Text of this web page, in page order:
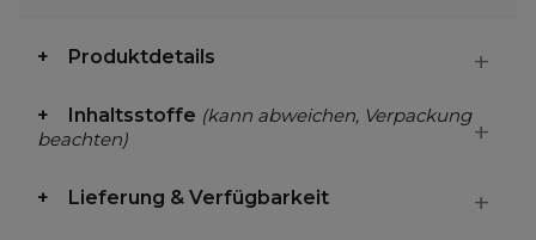
Produktdetails
Inhaltsstoffe (kann abweichen, Verpackung
beachten)
Lieferung & Verfügbarkeit